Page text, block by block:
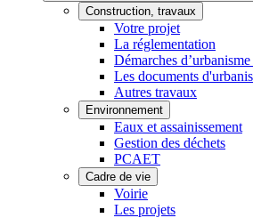
Construction, travaux
Votre projet
La réglementation
Démarches
Les documents
Autres travaux
Environnement
Eaux et assainissement
Gestion des déchets
PCAET
Cadre de vie
Voirie
Les projets